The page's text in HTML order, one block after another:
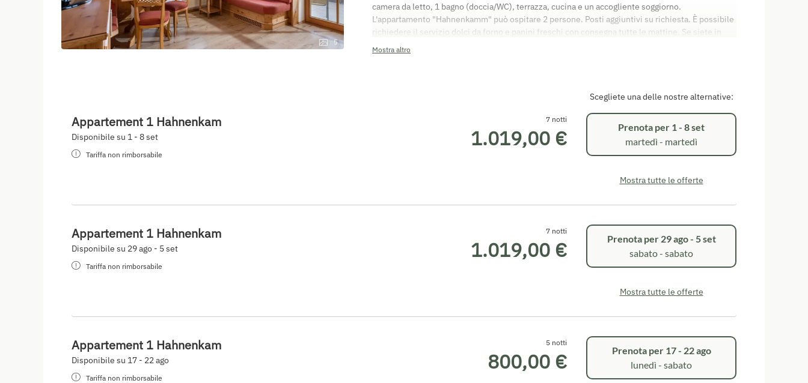
5
camera da letto, 1 bagno (doccia/WC), terrazza, cucina e un accogliente soggiorno.
L'appartamento "Hahnenkamm" può ospitare 2 persone. Posti aggiuntivi su richiesta. È possibile
richiedere il servizio dolci da forno e panini freschi con consegna tutte le mattine. Se siete in
bambini/culla completi di biancheria, cestino per pannolini, fasciatoio, prese elettriche con
raggiungerci: è possibile sistemarsi nell'appartamento a partire dalle 15:00 del giorno di arrivo.
possibile pagare con carta bancomat o in contanti. Non accettiamo carte di credito. Valgono le
disposizioni del diritto contrattuale austriaco per il settore alberghiero (AGBH2006) Godetevi
Mostra altro
Scegliete una delle nostre alternative:
Appartement 1 Hahnenkam
Disponibile su 1 - 8 set
Tariffa non rimborsabile
7 notti
1.019,00 € Prenota per 1 - 8 set
martedì - martedì
Mostra tutte le offerte
Appartement 1 Hahnenkam
Disponibile su 29 ago - 5 set
Tariffa non rimborsabile
7 notti
1.019,00 € Prenota per 29 ago - 5 set
sabato - sabato
Mostra tutte le offerte
Appartement 1 Hahnenkam
Disponibile su 17 - 22 ago
Tariffa non rimborsabile
5 notti
800,00 € Prenota per 17 - 22 ago
lunedì - sabato